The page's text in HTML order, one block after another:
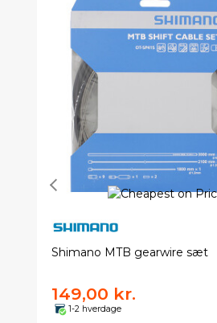
Shimano MTB gearwire sæt
149,00 kr.
1-2 hverdage